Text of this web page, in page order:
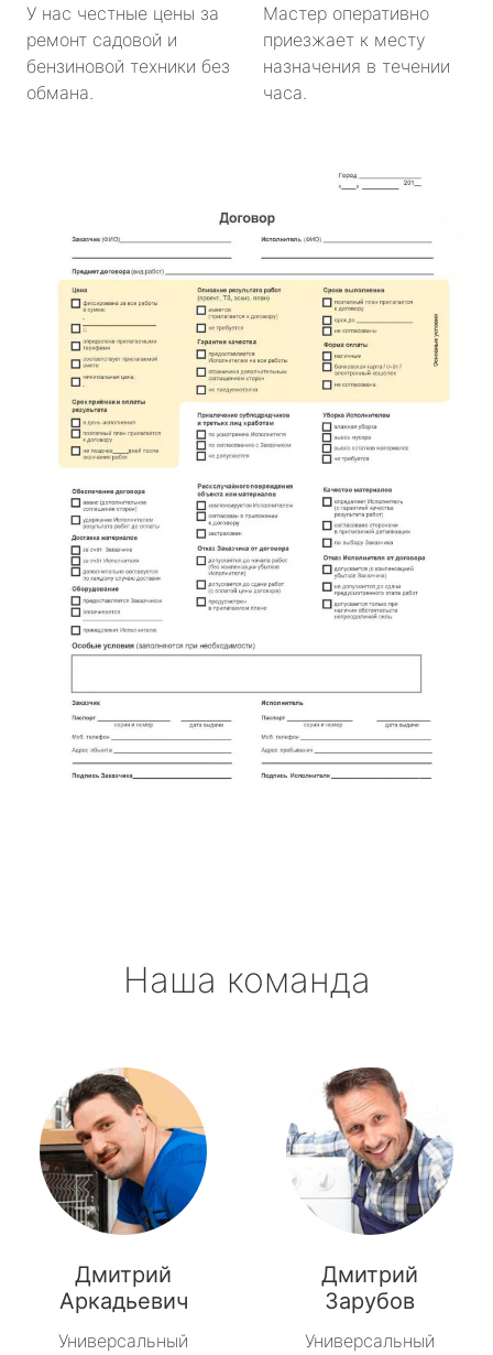
У нас честные цены за
ремонт садовой и
бензиновой техники без
обмана.
Мастер оперативно
приезжает к месту
назначения в течении
часа.
Наша команда
Дмитрий
Аркадьевич
Универсальный
Дмитрий
Зарубов
Универсальный